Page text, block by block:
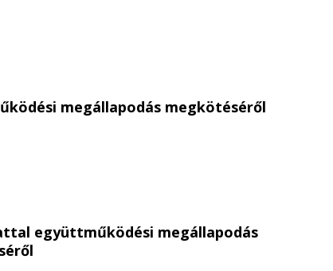
megállapodás megkötéséről
együttműködési megállapodás